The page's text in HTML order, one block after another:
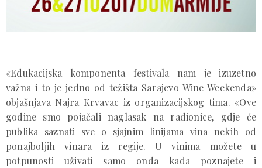
«Edukacijska komponenta festivala nam je izuzetno
važna i to je jedno od težišta Sarajevo Wine Weekenda»
objašnjava Najra Krvavac iz organizacijskog tima. «Ove
godine smo pojačali naglasak na radionice, gdje će
publika saznati sve o sjajnim linijama vina nekih od
ponajboljih vinara iz regije. U vinima možete u
potpunosti uživati samo onda kada poznajete i